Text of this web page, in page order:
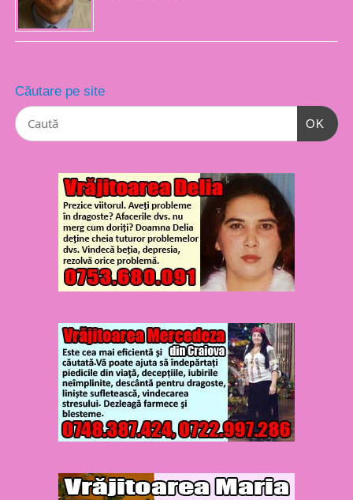
Căutare pe site
OK